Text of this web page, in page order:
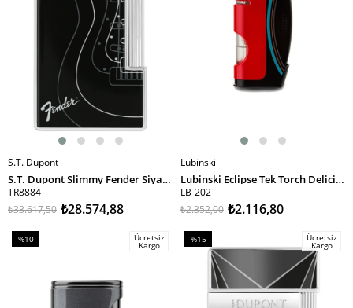
SEPETE EKLE
S.T. Dupont
S.T. Dupont Slimmy Fender Siyah Puro Çakmağı 28025
TR8884
₺28.574,88
₺33.617,50
SEPETE EKLE
Lubinski
Lubinski Eclipse Tek Torch Delicili Puro Çakmağı Kırmızı-Siyah LB-202
LB-202
₺2.116,80
₺2.352,00
%10
Ücretsiz
Kargo
%15
İndirim
%15İndirim
Ücretsiz
Kargo